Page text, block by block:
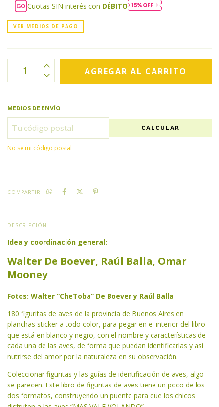
Cuotas SIN interés con DÉBITO
VER MEDIOS DE PAGO
MEDIOS DE ENVÍO
CALCULAR
No sé mi código postal
COMPARTIR
DESCRIPCIÓN
Idea y coordinación general:
Walter De Boever, Raúl Balla, Omar
Mooney
Fotos: Walter “CheToba” De Boever y Raúl Balla
180 figuritas de aves de la provincia de Buenos Aires en
planchas sticker a todo color, para pegar en el interior del libro
que está en blanco y negro, con el nombre y características de
cada una de las aves, de forma que puedan identificarlas y así
nutrirse del amor por la naturaleza en su observación.
Coleccionar figuritas y las guías de identificación de aves, algo
se parecen. Este libro de figuritas de aves tiene un poco de los
dos formatos, construyendo un puente para que los chicos